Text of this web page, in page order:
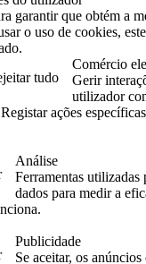
garantir que obtém a
o uso de cookies,
tudo
Comércio
Gerir
utilizador
ações
Análise
Ferramentas utilizadas
dados para medir a
Publicidade
Se aceitar, os